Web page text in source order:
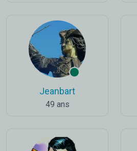
Jeanbart
49 ans